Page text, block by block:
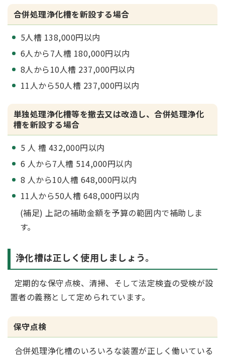
合併処理浄化槽を新設する場合
5人槽 138,000円以内
6人から7人槽 180,000円以内
8人から10人槽 237,000円以内
11人から50人槽 237,000円以内
単独処理浄化槽等を撤去又は改造し、合併処理浄化
槽を新設する場合
5 人 槽 432,000円以内
6 人から7人槽 514,000円以内
8 人から10人槽 648,000円以内
11人から50人槽 648,000円以内
(補足) 上記の補助金額を予算の範囲内で補助しま
す。
浄化槽は正しく使用しましょう。
定期的な保守点検、清掃、そして法定検査の受検が設
置者の義務として定められています。
保守点検
合併処理浄化槽のいろいろな装置が正しく働いている